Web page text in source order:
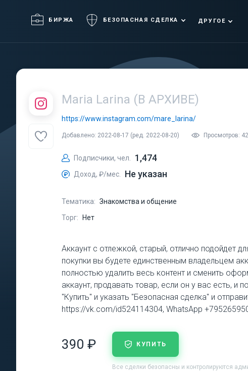
БИРЖА БЕЗОПАСНАЯ СДЕЛКА ДРУГОЕ
Maria Larina (В АРХИВЕ)
https://www.instagram.com/mare_larina/
Добавлено: 2022-08-17 (ред. 2022-08-20) Просмотров:
Подписчики, чел. 1,474
Доход, ₽/мес. Не указан
Тематика: Знакомства и общение
Торг:
Нет
Аккаунт с отлежкой, старый, отлично подойдет
покупки вы будете единственным владельцем
полностью удалить весь контент и сменить
аккаунт, продавать товар, если он у вас есть,
"Купить" и указать "Безопасная сделка" и
https://vk.com/id524114304, WhatsApp
390 ₽ КУПИТЬ
Все сделки безопасны и контролируются